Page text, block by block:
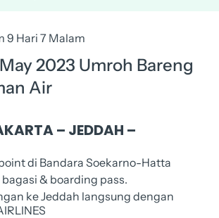
9 Hari 7 Malam
2023 Umroh Bareng
Air
– JEDDAH –
di Bandara Soekarno-Hatta
& boarding pass.
ke Jeddah langsung dengan